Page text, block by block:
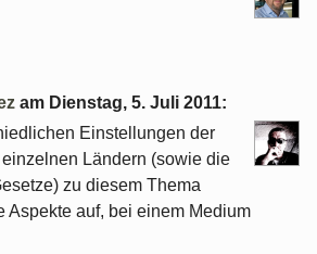
am Dienstag, 5. Juli 2011:
Einstellungen der
Ländern (sowie die
zu diesem Thema
Aspekte auf, bei einem Medium